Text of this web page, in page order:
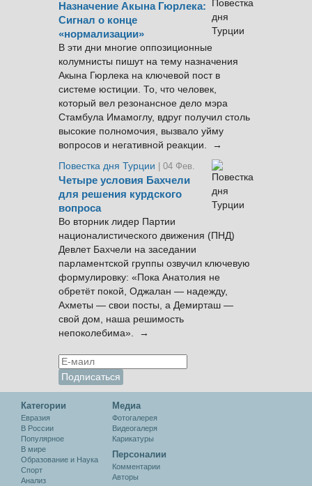
Назначение Акына Гюрлека:
Сигнал о конце
«нормализации»
В эти дни многие оппозиционные
колумнисты пишут на тему назначения
Акына Гюрлека на ключевой пост в
системе юстиции. То, что человек,
который вел резонансное дело мэра
Стамбула Имамоглу, вдруг получил столь
высокие полномочия, вызвало уйму
вопросов и негативной реакции. →
Повестка дня Турции
| 04 Фев.
Четыре условия Бахчели
для решения курдского
вопроса
Во вторник лидер Партии
националистического движения (ПНД)
Девлет Бахчели на заседании
парламентской группы озвучил ключевую
формулировку: «Пока Анатолия не
обретёт покой, Оджалан — надежду,
Ахметы — свои посты, а Демирташ —
свой дом, наша решимость
непоколебима». →
Категории
Евразия
В России
Популярное
В мире
Образование и Наука
Спорт
Анализ
Медиа
Фотогалерея
Видеогалеря
Карикатуры
Персоналии
Комментарии
Авторы